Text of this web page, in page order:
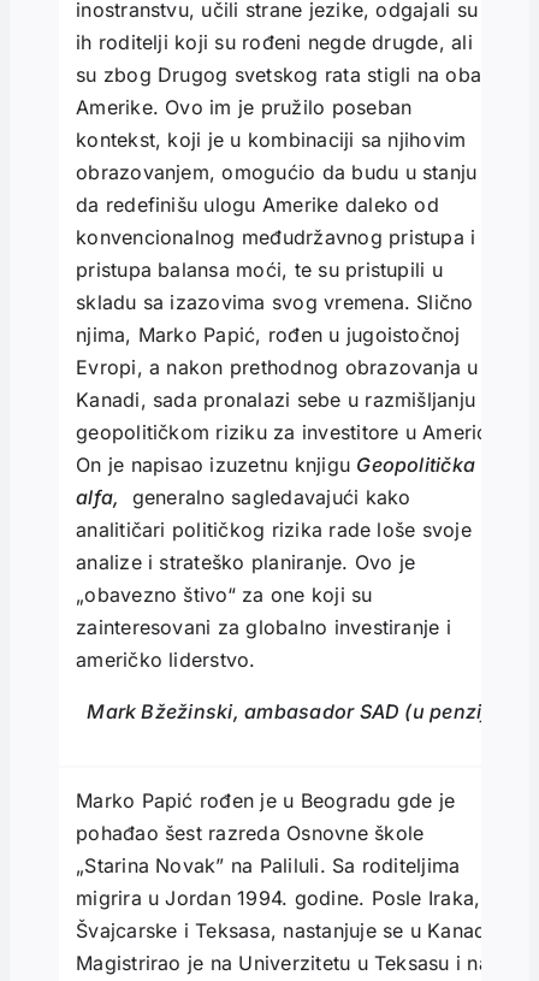
inostranstvu, učili strane jezike, odgajali su
ih roditelji koji su rođeni negde drugde, ali
su zbog Drugog svetskog rata stigli na obale
Amerike. Ovo im je pružilo poseban
kontekst, koji je u kombinaciji sa njihovim
obrazovanjem, omogućio da budu u stanju
da redefinišu ulogu Amerike daleko od
konvencionalnog međudržavnog pristupa i
pristupa balansa moći, te su pristupili u
skladu sa izazovima svog vremena. Slično
njima, Marko Papić, rođen u jugoistočnoj
Evropi, a nakon prethodnog obrazovanja u
Kanadi, sada pronalazi sebe u razmišljanju o
geopolitičkom riziku za investitore u Americi.
On je napisao izuzetnu knjigu Geopolitička
alfa,
generalno sagledavajući kako
analitičari političkog rizika rade loše svoje
analize i strateško planiranje. Ovo je
„obavezno štivo“ za one koji su
zainteresovani za globalno investiranje i
američko liderstvo.
Mark Bžežinski, ambasador SAD (u penziji)
Marko Papić rođen je u Beogradu gde je
pohađao šest razreda Osnovne škole
„Starina Novak” na Paliluli. Sa roditeljima
migrira u Jordan 1994. godine. Posle Iraka,
Švajcarske i Teksasa, nastanjuje se u Kanadi.
Magistrirao je na Univerzitetu u Teksasu i na